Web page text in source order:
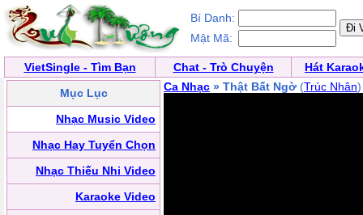
Bí Danh:
Mật Mã:
VietSingle - Tìm Bạn Chat - Trò Chuyện
Hát
Mục Lục
Nhạc Music Video
Nhạc Hay Tuyển Chọn
Nhạc Thiếu Nhi Video
Karaoke Video
Ca Nhạc » Thật Bất Ngờ (Trúc Nhân)